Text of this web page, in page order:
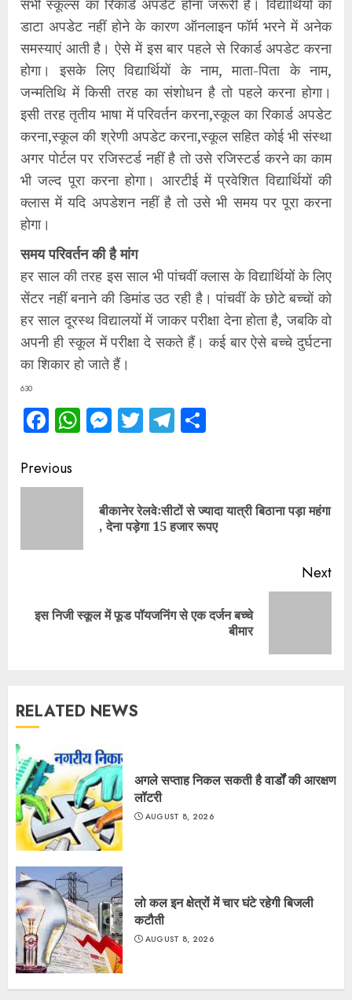
सभी स्कूल्स का रिकार्ड अपडेट होना जरूरी है। विद्यार्थियों का
डाटा अपडेट नहीं होने के कारण ऑनलाइन फॉर्म भरने में अनेक
समस्याएं आती है। ऐसे में इस बार पहले से रिकार्ड अपडेट करना
होगा। इसके लिए विद्यार्थियों के नाम, माता-पिता के नाम,
जन्मतिथि में किसी तरह का संशोधन है तो पहले करना होगा।
इसी तरह तृतीय भाषा में परिवर्तन करना,स्कूल का रिकार्ड अपडेट
करना,स्कूल की श्रेणी अपडेट करना,स्कूल सहित कोई भी संस्था
अगर पोर्टल पर रजिस्टर्ड नहीं है तो उसे रजिस्टर्ड करने का काम
भी जल्द पूरा करना होगा। आरटीई में प्रवेशित विद्यार्थियों की
क्लास में यदि अपडेशन नहीं है तो उसे भी समय पर पूरा करना
होगा।
समय परिवर्तन की है मांग
हर साल की तरह इस साल भी पांचवीं क्लास के विद्यार्थियों के लिए
सेंटर नहीं बनाने की डिमांड उठ रही है। पांचवीं के छोटे बच्चों को
हर साल दूरस्थ विद्यालयों में जाकर परीक्षा देना होता है, जबकि वो
अपनी ही स्कूल में परीक्षा दे सकते हैं। कई बार ऐसे बच्चे दुर्घटना
का शिकार हो जाते हैं।
630
Facebook
WhatsApp
Messenger
TwitterTelegram
Continue
Reading
Previous
बीकानेर रेलवेःसीटों से ज्यादा यात्री बिठाना पड़ा महंगा
, देना पड़ेगा 15 हजार रूपए
Next
Next
इस निजी स्कूल में फूड पॉयजनिंग से एक दर्जन बच्चे
बीमार
RELATED NEWS
अगले सप्ताह निकल सकती है वार्डों की आरक्षण
लॉटरी
AUGUST 8, 2026
लो कल इन क्षेत्रों में चार घंटे रहेगी बिजली
कटौती
AUGUST 8, 2026